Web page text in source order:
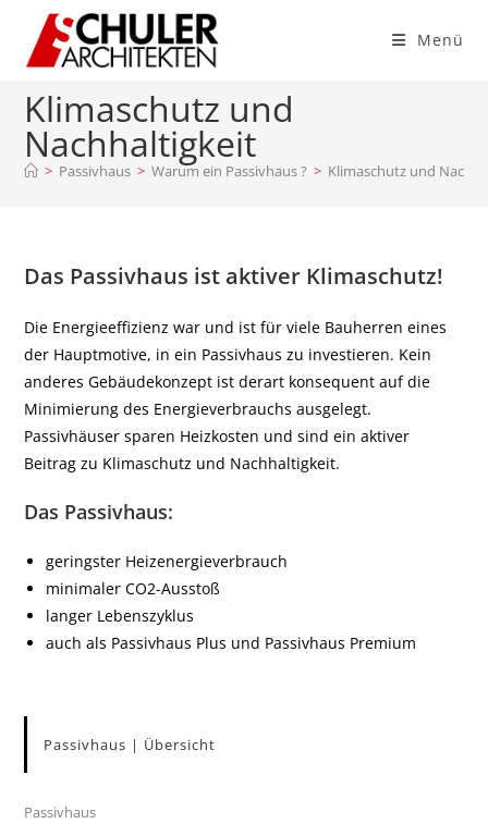
Menü
Klimaschutz und
Nachhaltigkeit
> Passivhaus > Warum ein Passivhaus ? > Klimaschutz und
Das Passivhaus ist aktiver Klimaschutz!
Die Energieeffizienz war und ist für viele Bauherren eines
der Hauptmotive, in ein Passivhaus zu investieren. Kein
anderes Gebäudekonzept ist derart konsequent auf die
Minimierung des Energieverbrauchs ausgelegt.
Passivhäuser sparen Heizkosten und sind ein aktiver
Beitrag zu Klimaschutz und Nachhaltigkeit.
Das Passivhaus:
geringster Heizenergieverbrauch
minimaler CO2-Ausstoß
langer Lebenszyklus
auch als Passivhaus Plus und Passivhaus Premium
Passivhaus | Übersicht
Passivhaus